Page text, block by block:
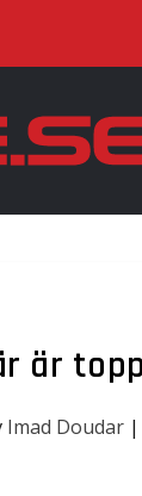
är
Imad Doudar